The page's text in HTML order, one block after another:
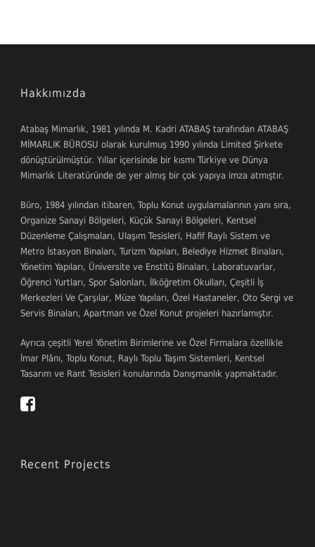
Hakkımızda
Atabaş Mimarlık, 1981 yılında M. Kadri ATABAŞ tarafından ATABAŞ
MİMARLIK BÜROSU olarak kurulmuş 1990 yılında Limited Şirkete
dönüştürülmüştür. Yıllar içerisinde bir kısmı Türkiye ve Dünya
Mimarlık Literatüründe de yer almış bir çok yapıya imza atmıştır.
Büro, 1984 yılından itibaren, Toplu Konut uygulamalarının yanı sıra,
Organize Sanayi Bölgeleri, Küçük Sanayi Bölgeleri, Kentsel
Düzenleme Çalışmaları, Ulaşım Tesisleri, Hafif Raylı Sistem ve
Metro İstasyon Binaları, Turizm Yapıları, Belediye Hizmet Binaları,
Yönetim Yapıları, Üniversite ve Enstitü Binaları, Laboratuvarlar,
Öğrenci Yurtları, Spor Salonları, İlköğretim Okulları, Çeşitli İş
Merkezleri Ve Çarşılar, Müze Yapıları, Özel Hastaneler, Oto Sergi ve
Servis Binaları, Apartman ve Özel Konut projeleri hazırlamıştır.
Ayrıca çeşitli Yerel Yönetim Birimlerine ve Özel Firmalara özellikle
İmar Plânı, Toplu Konut, Raylı Toplu Taşım Sistemleri, Kentsel
Tasarım ve Rant Tesisleri konularında Danışmanlık yapmaktadır.
Recent Projects